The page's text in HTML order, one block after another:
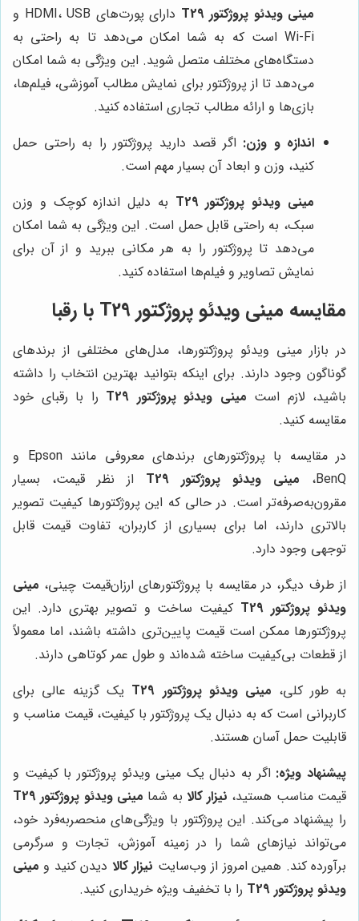
مینی ویدئو پروژکتور T29
دارای پورت‌های HDMI، USB و
Wi-Fi است که به شما امکان می‌دهد تا به راحتی به
دستگاه‌های مختلف متصل شوید. این ویژگی به شما امکان
می‌دهد تا از پروژکتور برای نمایش مطالب آموزشی، فیلم‌ها،
بازی‌ها و ارائه مطالب تجاری استفاده کنید.
اندازه و وزن: اگر قصد دارید پروژکتور را به راحتی حمل
کنید، وزن و ابعاد آن بسیار مهم است.
مینی ویدئو پروژکتور T29
به دلیل اندازه کوچک و وزن
سبک، به راحتی قابل حمل است. این ویژگی به شما امکان
می‌دهد تا پروژکتور را به هر مکانی ببرید و از آن برای
نمایش تصاویر و فیلم‌ها استفاده کنید.
مقایسه مینی ویدئو پروژکتور T29 با رقبا
در بازار مینی ویدئو پروژکتورها، مدل‌های مختلفی از برندهای
گوناگون وجود دارند. برای اینکه بتوانید بهترین انتخاب را داشته
باشید، لازم است مینی ویدئو پروژکتور T29
را با رقبای خود
مقایسه کنید.
در مقایسه با پروژکتورهای برندهای معروفی مانند Epson و
BenQ،
مینی ویدئو پروژکتور T29
از نظر قیمت، بسیار
مقرون‌به‌صرفه‌تر است. در حالی که این پروژکتورها کیفیت تصویر
بالاتری دارند، اما برای بسیاری از کاربران، تفاوت قیمت قابل
توجهی وجود دارد.
از طرف دیگر، در مقایسه با پروژکتورهای ارزان‌قیمت چینی، مینی
ویدئو پروژکتور T29
کیفیت ساخت و تصویر بهتری دارد. این
پروژکتورها ممکن است قیمت پایین‌تری داشته باشند، اما معمولاً
از قطعات بی‌کیفیت ساخته شده‌اند و طول عمر کوتاهی دارند.
به طور کلی، مینی ویدئو پروژکتور T29
یک گزینه عالی برای
کاربرانی است که به دنبال یک پروژکتور با کیفیت، قیمت مناسب و
قابلیت حمل آسان هستند.
پیشنهاد ویژه: اگر به دنبال یک مینی ویدئو پروژکتور با کیفیت و
قیمت مناسب هستید، نیزار کالا به شما مینی ویدئو پروژکتور T29
را پیشنهاد می‌کند. این پروژکتور با ویژگی‌های منحصربه‌فرد خود،
می‌تواند نیازهای شما را در زمینه آموزش، تجارت و سرگرمی
برآورده کند. همین امروز از وب‌سایت نیزار کالا دیدن کنید و مینی
ویدئو پروژکتور T29
را با تخفیف ویژه خریداری کنید.